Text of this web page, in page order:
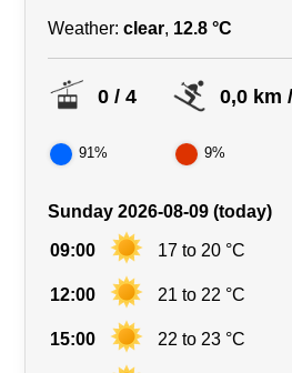
Weather: clear, 12.8 °C
0 / 4 0,0 km
91% 9%
Sunday 2026-08-09 (today)
09:00 17 to 20 °C
12:00 21 to 22 °C
15:00 22 to 23 °C